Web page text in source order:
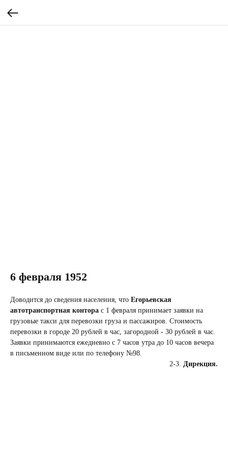
6 февраля 1952
Доводится до сведения населения, что Егорьевская
автотранспортная контора с 1 февраля принимает заявки на
грузовые такси для перевозки груза и пассажиров. Стоимость
перевозки в городе 20 рублей в час, загородной - 30 рублей в час.
Заявки принимаются ежедневно с 7 часов утра до 10 часов вечера
в письменном виде или по телефону №98.
2-3. Дирекция.